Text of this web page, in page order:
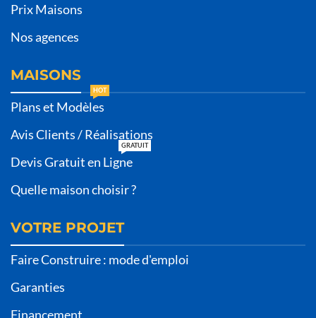
Prix Maisons
Nos agences
MAISONS
Plans et Modèles
HOT
Avis Clients / Réalisations
Devis Gratuit en Ligne
GRATUIT
Quelle maison choisir ?
VOTRE PROJET
Faire Construire : mode d'emploi
Garanties
Financement